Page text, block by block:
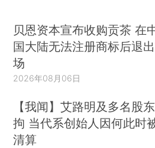
贝恩资本宣布收购贡茶 在
国大陆无法注册商标后退
场
2026年08月06日
【我闻】艾路明及多名股
拘 当代系创始人因何此时
清算